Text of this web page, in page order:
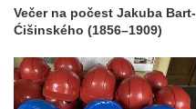
Večer na počest Jakuba Bart-
Ćišinského (1856–1909)